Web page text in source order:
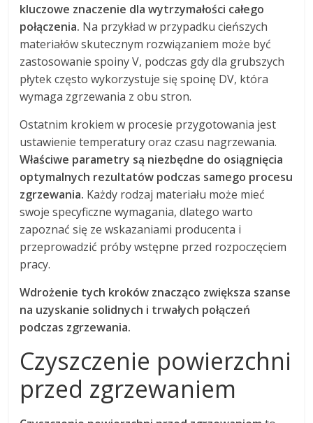
kluczowe znaczenie dla wytrzymałości całego
połączenia. Na przykład w przypadku cieńszych
materiałów skutecznym rozwiązaniem może być
zastosowanie spoiny V, podczas gdy dla grubszych
płytek często wykorzystuje się spoinę DV, która
wymaga zgrzewania z obu stron.
Ostatnim krokiem w procesie przygotowania jest
ustawienie temperatury oraz czasu nagrzewania.
Właściwe parametry są niezbędne do osiągnięcia
optymalnych rezultatów podczas samego procesu
zgrzewania. Każdy rodzaj materiału może mieć
swoje specyficzne wymagania, dlatego warto
zapoznać się ze wskazaniami producenta i
przeprowadzić próby wstępne przed rozpoczęciem
pracy.
Wdrożenie tych kroków znacząco zwiększa szanse
na uzyskanie solidnych i trwałych połączeń
podczas zgrzewania.
Czyszczenie powierzchni
przed zgrzewaniem